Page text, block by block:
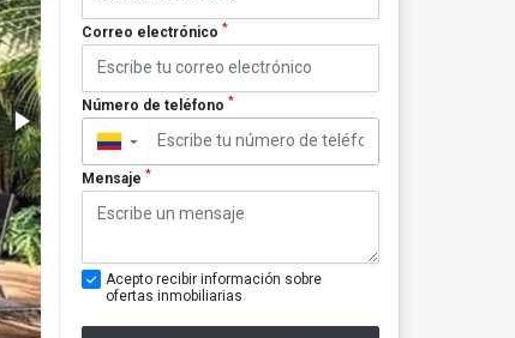
Correo electrónico *
Número de teléfono *
▼
Mensaje *
Acepto recibir información sobre
ofertas inmobiliarias